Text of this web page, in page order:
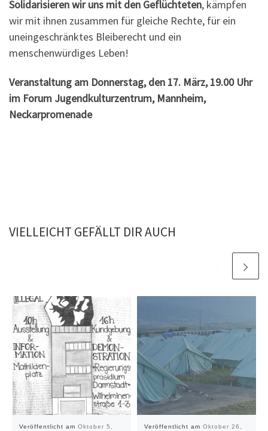
Solidarisieren wir uns mit den Geflüchteten, kämpfen
wir mit ihnen zusammen für gleiche Rechte, für ein
uneingeschränktes Bleiberecht und ein
menschenwürdiges Leben!
Veranstaltung am Donnerstag, den 17. März, 19.00 Uhr
im Forum Jugendkulturzentrum, Mannheim,
Neckarpromenade
VIELLEICHT GEFÄLLT DIR AUCH
Veröffentlicht am Oktober 5,
Veröffentlicht am Oktober 26,